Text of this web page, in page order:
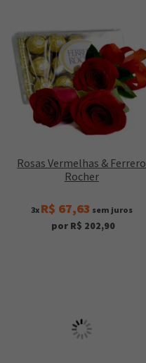
Rosas Vermelhas & Ferrero
Rocher
3x R$ 67,63 sem juros
por R$ 202,90